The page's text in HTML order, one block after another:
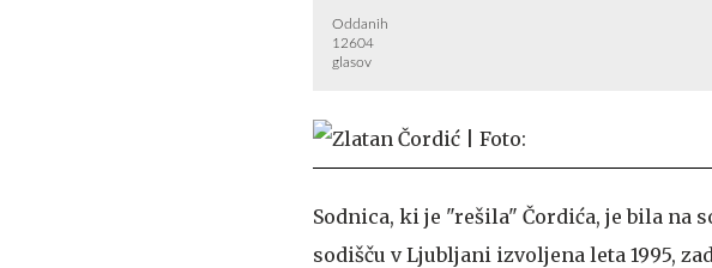
Oddanih
12604
glasov
Sodnica, ki je "rešila" Čordića, je bila na
sodišču v Ljubljani izvoljena leta 1995,